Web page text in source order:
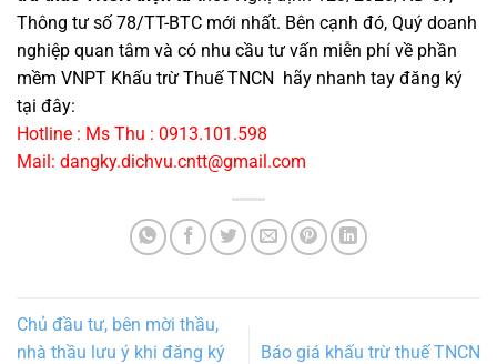
Thông tư số 78/TT-BTC mới nhất. Bên cạnh đó, Quý doanh
nghiệp quan tâm và có nhu cầu tư vấn miễn phí về phần
mềm VNPT Khấu trừ Thuế TNCN hãy nhanh tay đăng ký
tại đây:
Hotline : Ms Thu : 0913.101.598
Mail: dangky.dichvu.cntt@gmail.com
Chủ đầu tư, bên mời thầu,
nhà thầu lưu ý khi đăng ký
Báo giá khấu trừ thuế TNCN